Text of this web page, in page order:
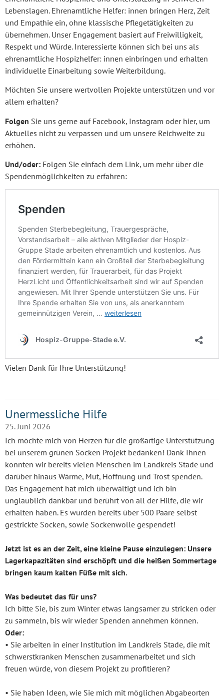
Lebenslagen. Ehrenamtliche Helfer: innen bringen Herz, Zeit
und Empathie ein, ohne klassische Pflegetätigkeiten zu
übernehmen. Unser Engagement basiert auf Freiwilligkeit,
Respekt und Würde. Interessierte können sich bei uns als
ehrenamtliche Hospizhelfer: innen einbringen und erhalten
individuelle Einarbeitung sowie Weiterbildung.
Möchten Sie unsere wertvollen Projekte unterstützen und vor
allem erhalten?
Folgen Sie uns gerne auf Facebook, Instagram oder hier, um
Aktuelles nicht zu verpassen und um unsere Reichweite zu
erhöhen.
Und/oder: Folgen Sie einfach dem Link, um mehr über die
Spendenmöglichkeiten zu erfahren:
Vielen Dank für Ihre Unterstützung!
Unermessliche Hilfe
25. Juni 2026
Ich möchte mich von Herzen für die großartige Unterstützung
bei unserem grünen Socken Projekt bedanken! Dank Ihnen
konnten wir bereits vielen Menschen im Landkreis Stade und
darüber hinaus Wärme, Mut, Hoffnung und Trost spenden.
Das Engagement hat mich überwältigt und ich bin
unglaublich dankbar und berührt von all der Hilfe, die wir
erhalten haben. Es wurden bereits über 500 Paare selbst
gestrickte Socken, sowie Sockenwolle gespendet!
Jetzt ist es an der Zeit, eine kleine Pause einzulegen: Unsere
Lagerkapazitäten sind erschöpft und die heißen Sommertage
bringen kaum kalten Füße mit sich.
Was bedeutet das für uns?
Ich bitte Sie, bis zum Winter etwas langsamer zu stricken oder
zu sammeln, bis wir wieder Spenden annehmen können.
Oder:
• Sie arbeiten in einer Institution im Landkreis Stade, die mit
schwerstkranken Menschen zusammenarbeitet und sich
freuen würde, von diesem Projekt zu profitieren?
• Sie haben Ideen, wie Sie mich mit möglichen Abgabeorten